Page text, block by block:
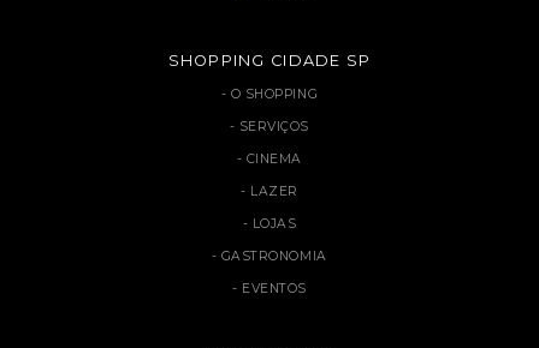
SHOPPING CIDADE SP
O SHOPPING
SERVIÇOS
CINEMA
LAZER
LOJAS
GASTRONOMIA
EVENTOS